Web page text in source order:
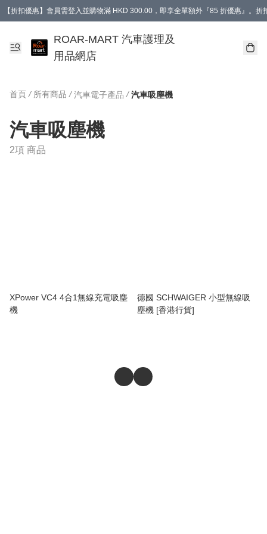
【折扣優惠】會員需登入並購物滿 HKD 300.00，即享全單額外『85 折優惠』。
【會員禮遇】會員消費滿 HKD 400.00，即可獲贈【德國LIQUI MOLY 汽車風口香
ROAR-MART 汽車護理及
用品網店
首頁 / 所有商品 / 汽車電子產品 / 汽車吸塵機
汽車吸塵機
2項 商品
XPower VC4 4合1無線充電吸塵
機
德國 SCHWAIGER 小型無線吸
塵機 [香港行貨]